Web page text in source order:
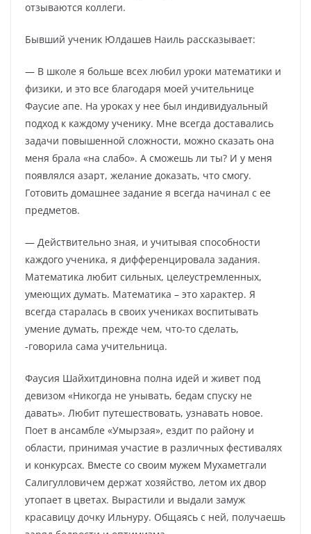
отзываются коллеги.
Бывший ученик Юлдашев Наиль рассказывает:
— В школе я больше всех любил уроки математики и
физики, и это все благодаря моей учительнице
Фаусие апе. На уроках у нее был индивидуальный
подход к каждому ученику. Мне всегда доставались
задачи повышенной сложности, можно сказать она
меня брала «на слабо». А сможешь ли ты? И у меня
появлялся азарт, желание доказать, что смогу.
Готовить домашнее задание я всегда начинал с ее
предметов.
— Действительно зная, и учитывая способности
каждого ученика, я дифференцировала задания.
Математика любит сильных, целеустремленных,
умеющих думать. Математика – это характер. Я
всегда старалась в своих учениках воспитывать
умение думать, прежде чем, что-то сделать,
-говорила сама учительница.
Фаусия Шайхитдиновна полна идей и живет под
девизом «Никогда не унывать, бедам спуску не
давать». Любит путешествовать, узнавать новое.
Поет в ансамбле «Умырзая», ездит по району и
области, принимая участие в различных фестивалях
и конкурсах. Вместе со своим мужем Мухаметгали
Салигулловичем держат хозяйство, летом их двор
утопает в цветах. Вырастили и выдали замуж
красавицу дочку Ильнуру. Общаясь с ней, получаешь